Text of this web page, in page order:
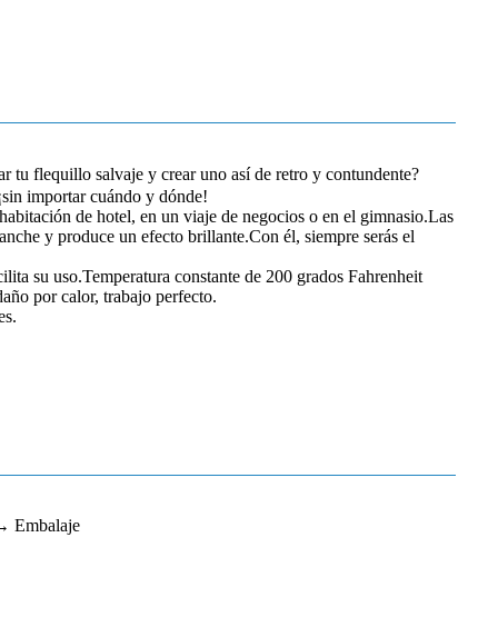
tu flequillo salvaje y crear uno así de retro y contundente?
importar cuándo y dónde!
de hotel, en un viaje de negocios o en el gimnasio.Las
y produce un efecto brillante.Con él, siempre serás el
su uso.Temperatura constante de 200 grados Fahrenheit
por calor, trabajo perfecto.
Embalaje